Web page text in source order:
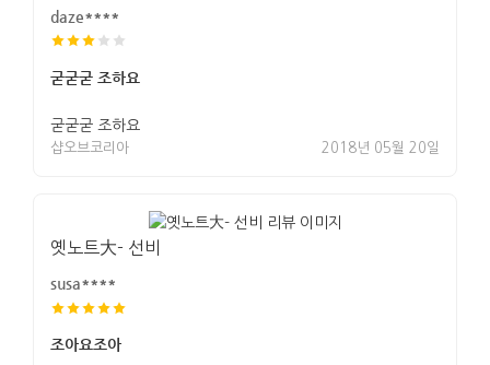
daze****
굳굳굳 조하요
굳굳굳 조하요
샵오브코리아 2018년 05월 20일
옛노트大- 선비
susa****
조아요조아